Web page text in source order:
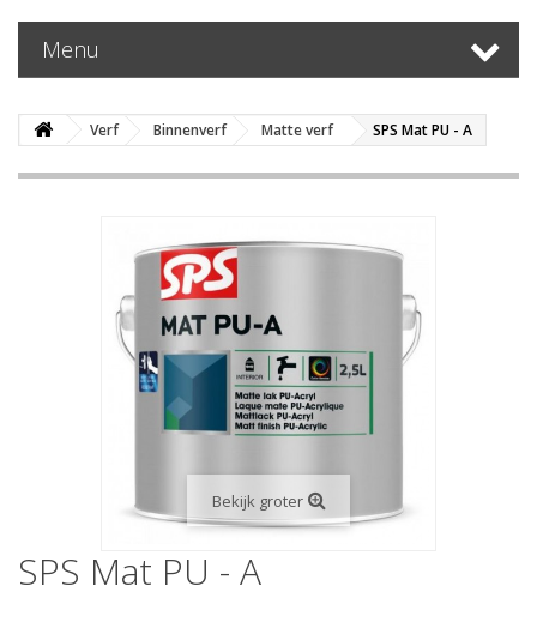
Menu
Verf Binnenverf Matte verf SPS Mat PU - A
Bekijk groter
SPS Mat PU - A